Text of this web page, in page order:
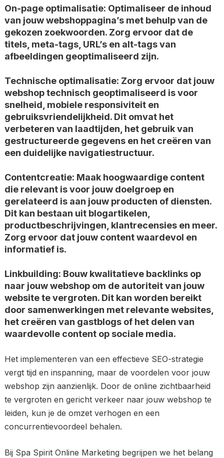
On-page optimalisatie: Optimaliseer de inhoud
van jouw webshoppagina’s met behulp van de
gekozen zoekwoorden. Zorg ervoor dat de
titels, meta-tags, URL’s en alt-tags van
afbeeldingen geoptimaliseerd zijn.
Technische optimalisatie: Zorg ervoor dat jouw
webshop technisch geoptimaliseerd is voor
snelheid, mobiele responsiviteit en
gebruiksvriendelijkheid. Dit omvat het
verbeteren van laadtijden, het gebruik van
gestructureerde gegevens en het creëren van
een duidelijke navigatiestructuur.
Contentcreatie: Maak hoogwaardige content
die relevant is voor jouw doelgroep en
gerelateerd is aan jouw producten of diensten.
Dit kan bestaan uit blogartikelen,
productbeschrijvingen, klantrecensies en meer.
Zorg ervoor dat jouw content waardevol en
informatief is.
Linkbuilding: Bouw kwalitatieve backlinks op
naar jouw webshop om de autoriteit van jouw
website te vergroten. Dit kan worden bereikt
door samenwerkingen met relevante websites,
het creëren van gastblogs of het delen van
waardevolle content op sociale media.
Het implementeren van een effectieve SEO-strategie
vergt tijd en inspanning, maar de voordelen voor jouw
webshop zijn aanzienlijk. Door de online zichtbaarheid
te vergroten en gericht verkeer naar jouw webshop te
leiden, kun je de omzet verhogen en een
concurrentievoordeel behalen.
Bij Spa Spirit Online Marketing begrijpen we het belang